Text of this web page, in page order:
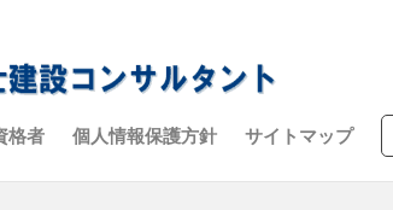
格者 個人情報保護方針 サイトマップ